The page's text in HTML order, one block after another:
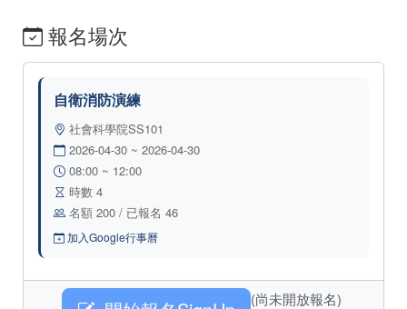
報名場次
自衛消防演練
社會科學院SS101
2026-04-30 ~ 2026-04-30
08:00 ~ 12:00
時數 4
名額 200 / 已報名 46
加入Google行事曆
(尚未開放報名)